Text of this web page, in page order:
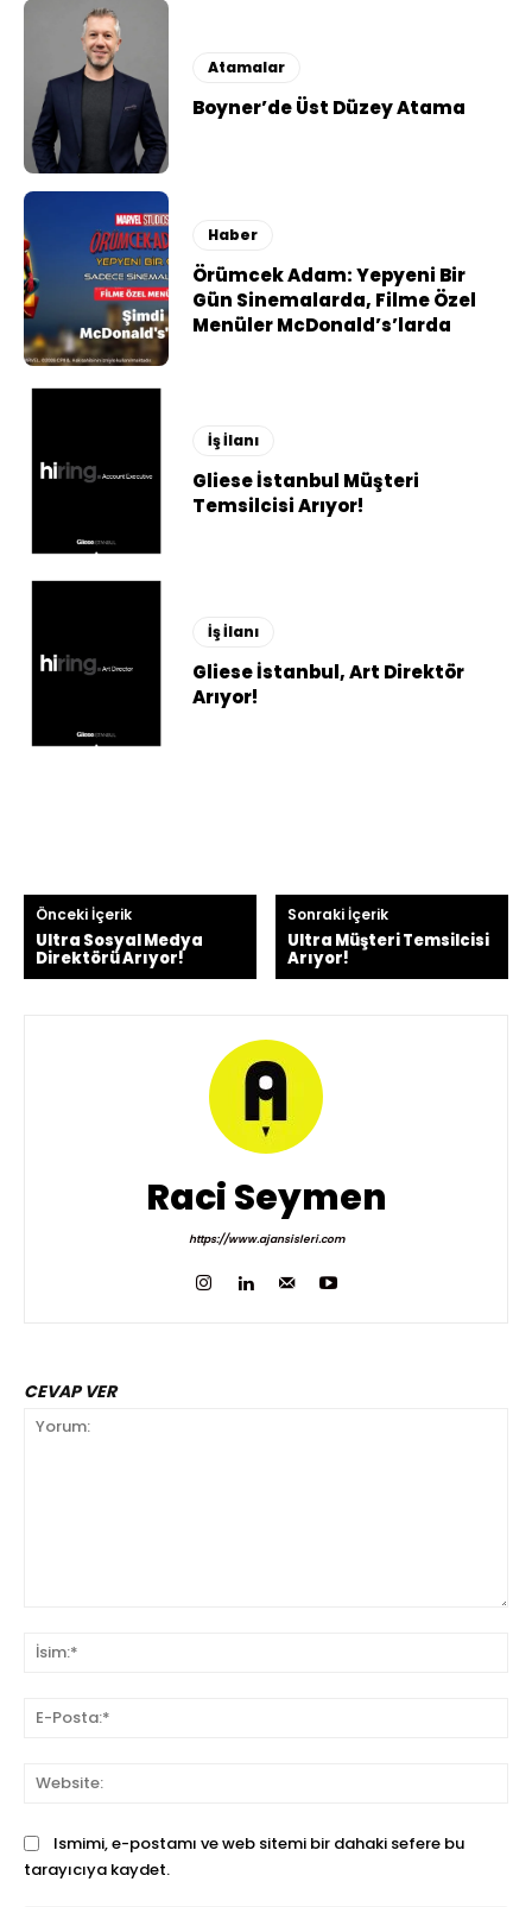
Atamalar
Boyner’de Üst Düzey Atama
Haber
Örümcek Adam: Yepyeni Bir
Gün Sinemalarda, Filme Özel
Menüler McDonald’s’larda
İş İlanı
Gliese İstanbul Müşteri
Temsilcisi Arıyor!
İş İlanı
Gliese İstanbul, Art Direktör
Arıyor!
Önceki İçerik
Ultra Sosyal Medya
Direktörü Arıyor!
Sonraki İçerik
Ultra Müşteri Temsilcisi
Arıyor!
Raci Seymen
https://www.ajansisleri.com
CEVAP VER
Ismimi, e-postamı ve web sitemi bir dahaki sefere bu
tarayıcıya kaydet.